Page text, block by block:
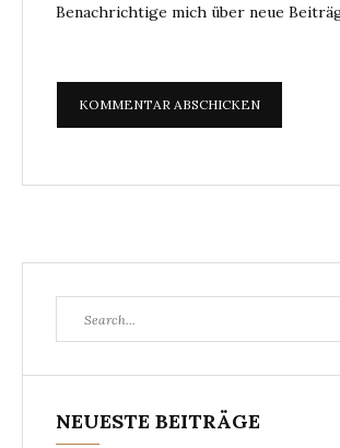
Benachrichtige mich über neue
for:
NEUESTE BEITRÄGE